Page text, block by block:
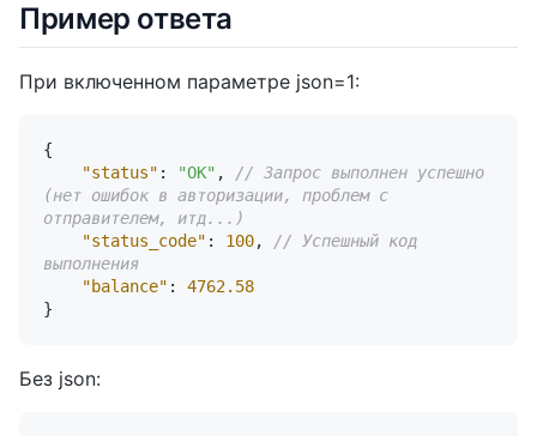
Пример ответа
При включенном параметре json=1:
{
"status" : "OK" ,
// Запрос выполнен успешно
(нет ошибок в авторизации, проблем с
отправителем, итд...)
"status_code" : 100,
// Успешный код
выполнения
"balance" :
4762.58
}
Без json: